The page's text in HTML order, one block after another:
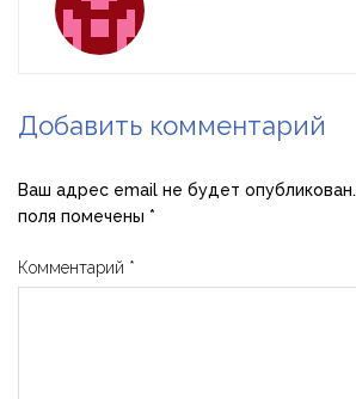
Добавить комментарий
Ваш адрес email не будет опубликован.
поля помечены *
Комментарий *